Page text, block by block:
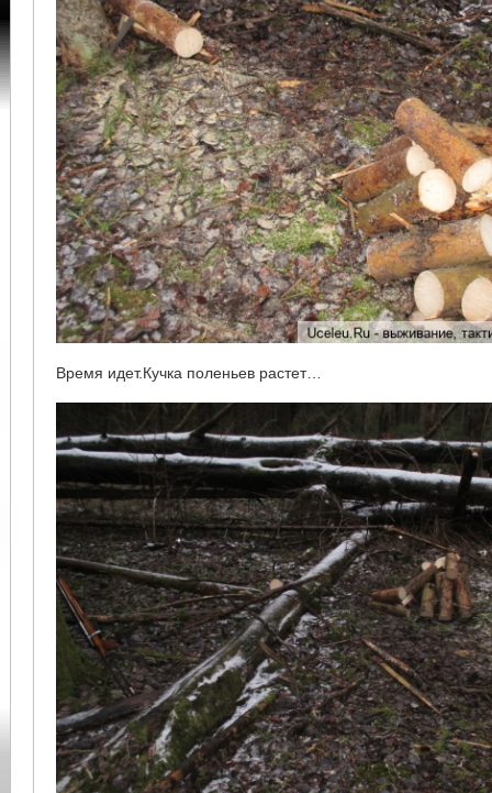
Время идет.Кучка поленьев растет…